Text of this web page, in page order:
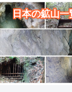
日本の鉱山